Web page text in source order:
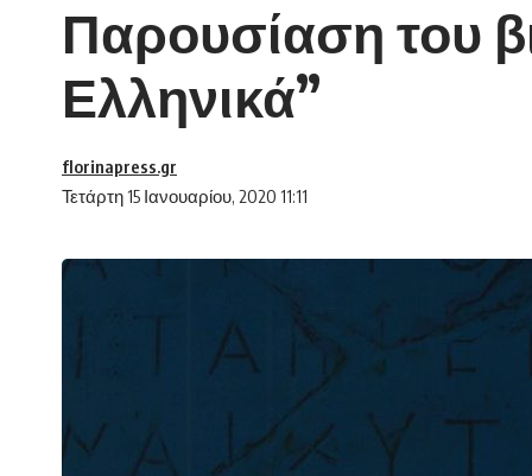
Παρουσίαση του
Ελληνικά”
Τετάρτη 15 Ιανουαρίου, 2020 11:11
florinapress.gr